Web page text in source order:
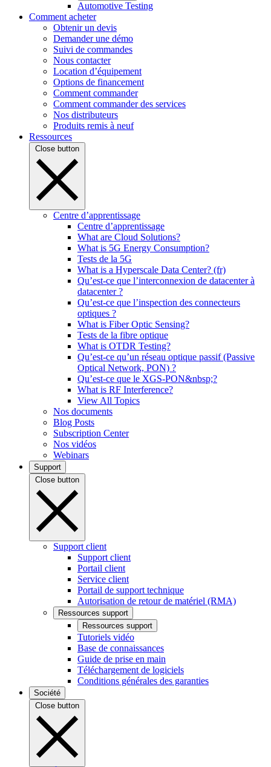
Automotive Testing
Comment acheter
Obtenir un devis
Demander une démo
Suivi de commandes
Nous contacter
Location d’équipement
Options de financement
Comment commander
Comment commander des services
Nos distributeurs
Produits remis à neuf
Ressources
Close button
Centre d’apprentissage
Centre d’apprentissage
What are Cloud Solutions?
What is 5G Energy Consumption?
Tests de la 5G
What is a Hyperscale Data Center? (fr)
Qu’est-ce que l’interconnexion de datacenter à
datacenter ?
Qu’est-ce que l’inspection des connecteurs
optiques ?
What is Fiber Optic Sensing?
Tests de la fibre optique
What is OTDR Testing?
Qu’est-ce qu’un réseau optique passif (Passive
Optical Network, PON) ?
Qu’est-ce que le XGS-PON&nbsp;?
What is RF Interference?
View All Topics
Nos documents
Blog Posts
Subscription Center
Nos vidéos
Webinars
Support
Close button
Support client
Support client
Portail client
Service client
Portail de support technique
Autorisation de retour de matériel (RMA)
Ressources support
Ressources support
Tutoriels vidéo
Base de connaissances
Guide de prise en main
Téléchargement de logiciels
Conditions générales des garanties
Société
Close button